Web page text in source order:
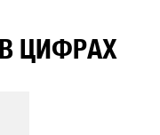
ЦИФРАХ